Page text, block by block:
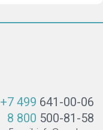
+7 499 641-00-06
8 800 500-81-58